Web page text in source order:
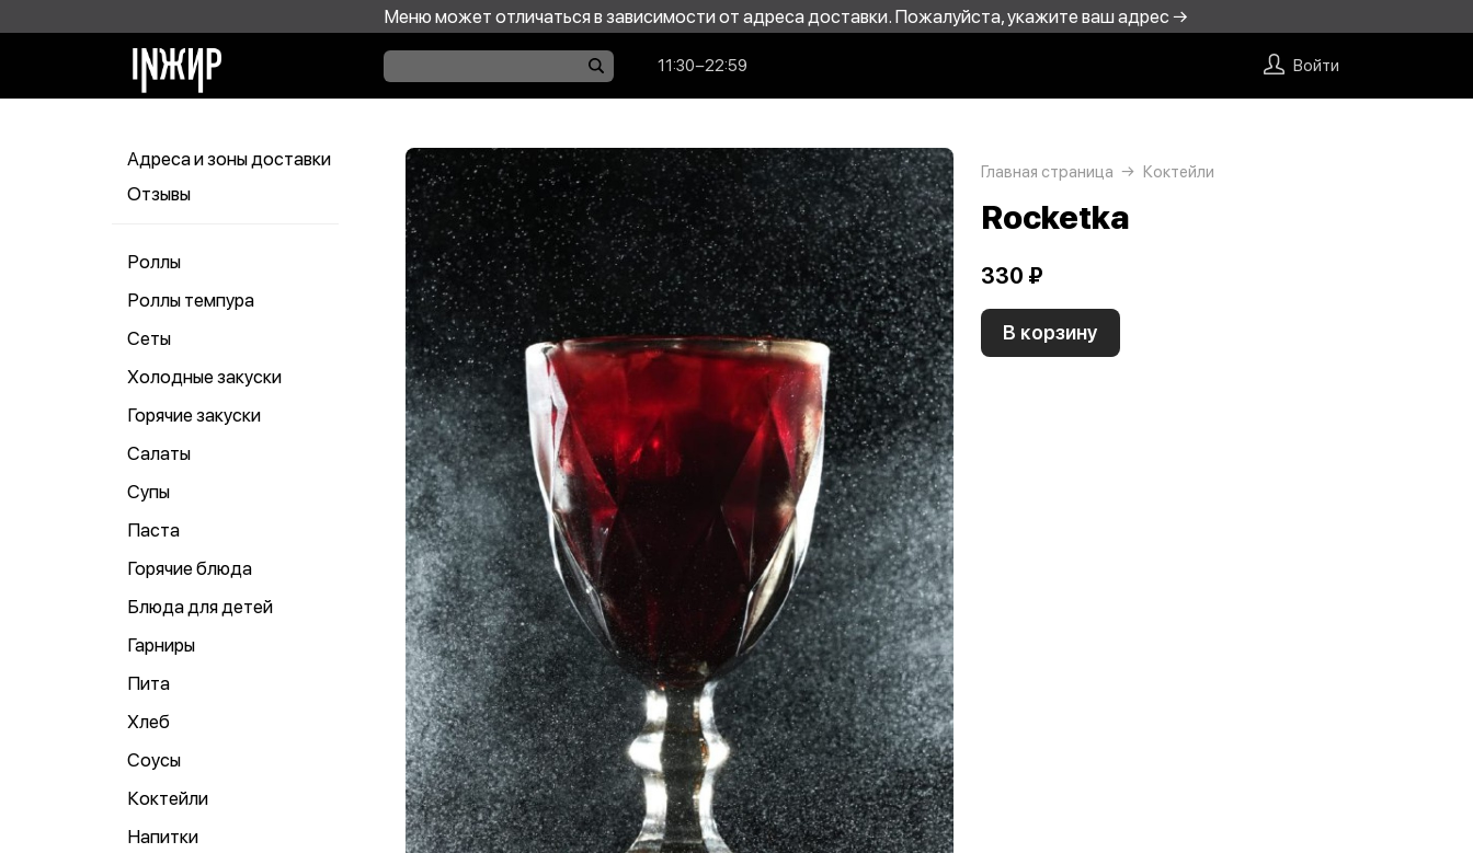
Меню может отличаться в зависимости от адреса доставки. Пожалуйста, укажите ваш адрес →
11:30−22:59 Войти
Адреса и зоны доставки
Отзывы
Роллы
Роллы темпура
Сеты
Холодные закуски
Горячие закуски
Салаты
Супы
Паста
Горячие блюда
Блюда для детей
Гарниры
Пита
Хлеб
Соусы
Коктейли
Напитки
Главная страница Коктейли
Rocketka
330 ₽
В корзину